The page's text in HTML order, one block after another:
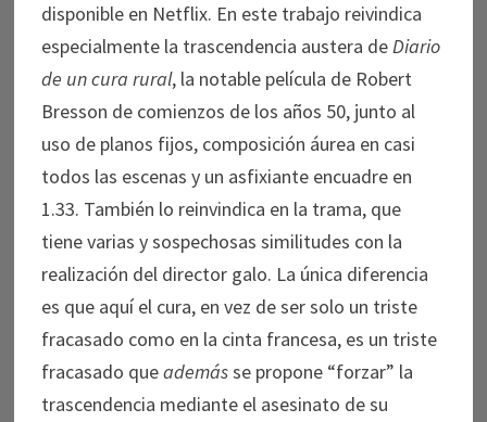
disponible en Netflix. En este trabajo reivindica
especialmente la trascendencia austera de Diario
de un cura rural, la notable película de Robert
Bresson de comienzos de los años 50, junto al
uso de planos fijos, composición áurea en casi
todos las escenas y un asfixiante encuadre en
1.33. También lo reinvindica en la trama, que
tiene varias y sospechosas similitudes con la
realización del director galo. La única diferencia
es que aquí el cura, en vez de ser solo un triste
fracasado como en la cinta francesa, es un triste
fracasado queademásse propone “forzar” la
trascendencia mediante el asesinato de su